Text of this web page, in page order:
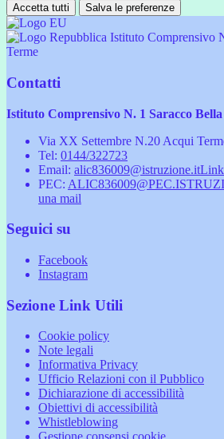
Accetta tutti Salva le preferenze
Istituto Comprensivo
Terme
Contatti
Istituto Comprensivo N. 1 Saracco
Via XX Settembre N.20 Acqui
Tel: 0144/322723
Email: alic836009@istruzione.itLink
PEC:
una mail
Seguici su
Facebook
Instagram
Sezione Link Utili
Cookie policy
Note legali
Informativa Privacy
Ufficio Relazioni con il Pubblico
Dichiarazione di accessibilità
Obiettivi di accessibilità
Whistleblowing